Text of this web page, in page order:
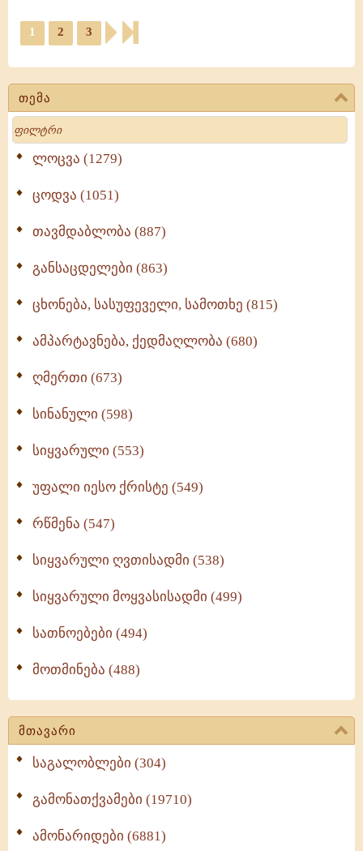
თემა
Search
ლოცვა (1279)
ცოდვა (1051)
თავმდაბლობა (887)
განსაცდელები (863)
ცხონება, სასუფეველი, სამოთხე (815)
ამპარტავნება, ქედმაღლობა (680)
ღმერთი (673)
სინანული (598)
სიყვარული (553)
უფალი იესო ქრისტე (549)
რწმენა (547)
სიყვარული ღვთისადმი (538)
სიყვარული მოყვასისადმი (499)
სათნოებები (494)
მოთმინება (488)
მთავარი
საგალობლები (304)
გამონათქვამები (19710)
ამონარიდები (6881)
1 2 3